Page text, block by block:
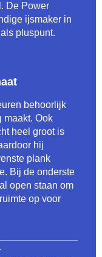
De Power
ijsmaker in
pluspunt.
behoorlijk
maakt. Ook
heel groot is
hij
plank
Bij de onderste
open staan om
op voor